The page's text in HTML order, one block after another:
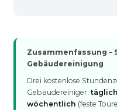
Zusammenfassung –
Gebäudereinigung
Drei kostenlose
Gebäudereiniger: täglich
wöchentlich (feste